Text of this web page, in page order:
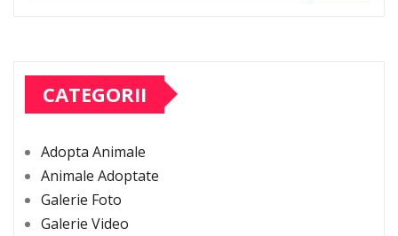
CATEGORII
Adopta Animale
Animale Adoptate
Galerie Foto
Galerie Video